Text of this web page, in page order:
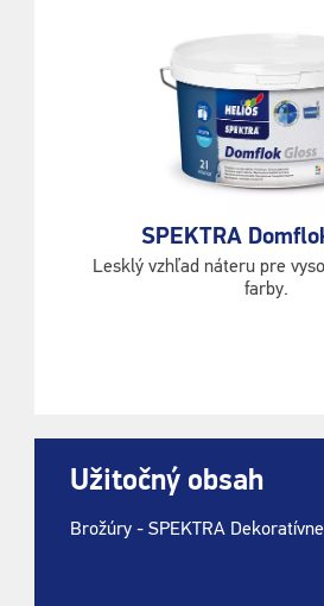
SPEKTRA
Lesklý vzhľad náteru pre
farby.
Užitočný obsah
Brožúry - SPEKTRA